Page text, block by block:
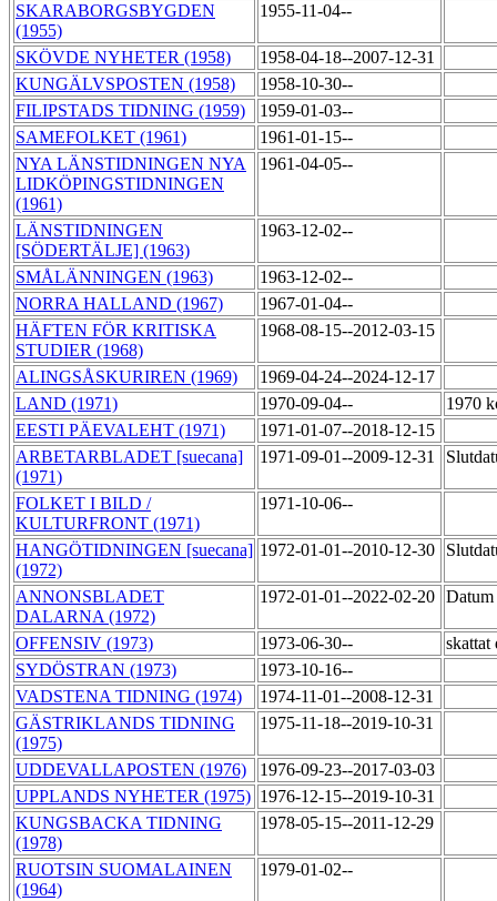
SKARABORGSBYGDEN
(1955)
1955-11-04--
SKÖVDE NYHETER (1958)
1958-04-18--2007-12-31
KUNGÄLVSPOSTEN (1958)
1958-10-30--
FILIPSTADS TIDNING (1959)
1959-01-03--
SAMEFOLKET (1961)
1961-01-15--
NYA LÄNSTIDNINGEN NYA
LIDKÖPINGSTIDNINGEN
(1961)
1961-04-05--
LÄNSTIDNINGEN
[SÖDERTÄLJE] (1963)
1963-12-02--
SMÅLÄNNINGEN (1963)
1963-12-02--
NORRA HALLAND (1967)
1967-01-04--
HÄFTEN FÖR KRITISKA
STUDIER (1968)
1968-08-15--2012-03-15
ALINGSÅSKURIREN (1969)
1969-04-24--2024-12-17
LAND (1971)
1970-09-04--
1970
EESTI PÄEVALEHT (1971)
1971-01-07--2018-12-15
ARBETARBLADET [suecana]
(1971)
1971-09-01--2009-12-31
FOLKET I BILD /
KULTURFRONT (1971)
1971-10-06--
HANGÖTIDNINGEN [suecana]
(1972)
1972-01-01--2010-12-30
ANNONSBLADET
DALARNA (1972)
1972-01-01--2022-02-20
OFFENSIV (1973) 1973-06-30--
SYDÖSTRAN (1973)
1973-10-16--
VADSTENA TIDNING (1974)
1974-11-01--2008-12-31
GÄSTRIKLANDS TIDNING
(1975)
1975-11-18--2019-10-31
UDDEVALLAPOSTEN (1976)
1976-09-23--2017-03-03
UPPLANDS NYHETER (1975) 1976-12-15--2019-10-31
KUNGSBACKA TIDNING
(1978)
1978-05-15--2011-12-29
RUOTSIN SUOMALAINEN
(1964)
1979-01-02--